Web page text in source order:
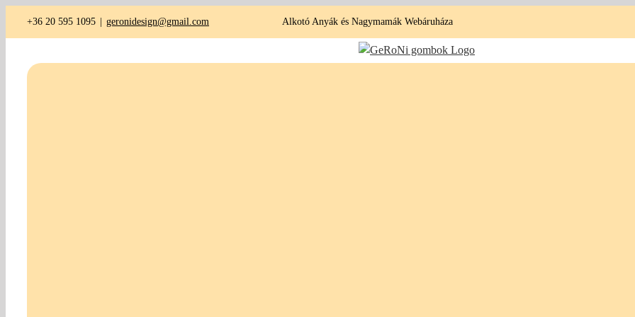
+36 20 595 1095 | geronidesign@gmail.com